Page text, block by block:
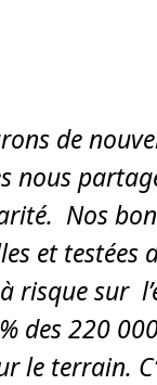
de
nous
Nos
et testées
risque sur
des 220
le terrain.